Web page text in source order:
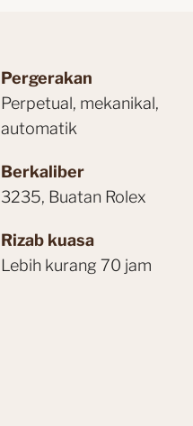
Pergerakan
Perpetual, mekanikal,
automatik
Berkaliber
3235, Buatan Rolex
Rizab kuasa
Lebih kurang 70 jam